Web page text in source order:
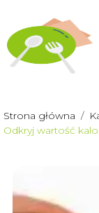
Strona główna /
Odkryj wartość